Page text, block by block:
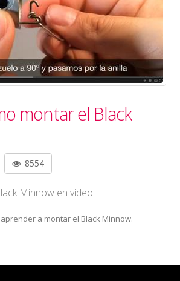
montar el Black
8554
Minnow en video
a montar el Black Minnow.